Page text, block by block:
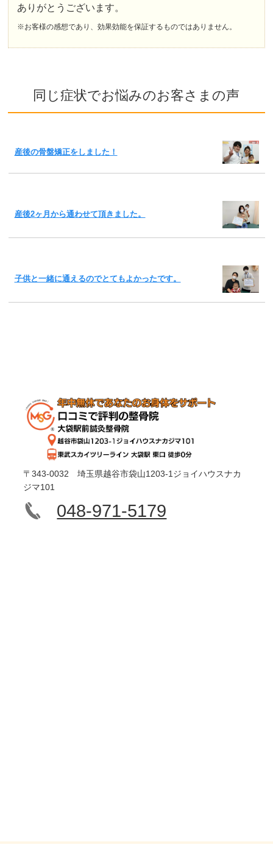
ありがとうございます。
※お客様の感想であり、効果効能を保証するものではありません。
同じ症状でお悩みのお客さまの声
産後の骨盤矯正をしました！
産後2ヶ月から通わせて頂きました。
子供と一緒に通えるのでとてもよかったです。
〒343-0032 埼玉県越谷市袋山1203-1ジョイハウスナカ
ジマ101
048-971-5179